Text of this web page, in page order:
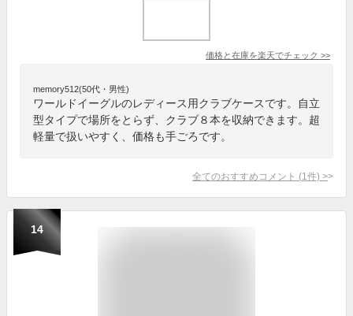
価格と在庫を楽天でチェック >>
memory512(50代・男性)
ワールドイーグルのレディース用クラブケースです。自立
型タイプで場所をとらず、クラブ８本を収納できます。超
軽量で扱いやすく、価格も手ごろです。
全てのおすすめコメント (1 件) >
14